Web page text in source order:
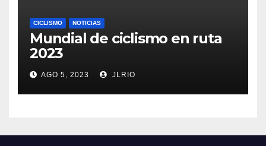
CICLISMO NOTICIAS
Mundial de ciclismo en ruta
2023
AGO 5, 2023 JLRIO